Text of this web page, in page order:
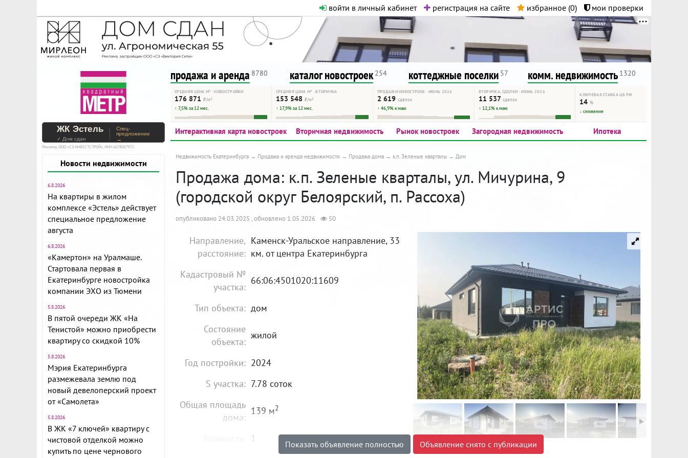
войти в личный кабинет регистрация на сайте избранное (0) мои проверки
На Метре реклама - только нормальная. Никакого шок-контента.
Помогайте независимому ресурсу, как он помогает вам. Удачи!
продажа и аренда 8780 каталог новостроек 254 коттеджные поселки 57 комм. недвижимость 1320
СРЕДНЯЯ ЦЕНА М² · НОВОСТРОЙКИ
176 871 ₽/м²
↑ 7,5% за 12 мес.
СРЕДНЯЯ ЦЕНА М² · ВТОРИЧКА
153 548 ₽/м²
↑ 17,9% за 12 мес.
ПРОДАЖИ НОВОСТРОЕК · ИЮНЬ 2026
2 619 сделок
↑ 46,9% к маю
ВТОРИЧКА, СДЕЛКИ · ИЮНЬ 2026
11 537 сделок
↑ 12,1% к маю
КЛЮЧЕВАЯ СТАВКА ЦБ РФ
14%
↓ снижение
ЖК Эстель
✓ Дом сдан
Спец-
предложение
→
Реклама. ООО «СЗ ИНВЕСТСТРОЙ», ИНН 6678067973
Новости недвижимости
6.8.2026
На квартиры в жилом
комплексе «Эстель» действует
специальное предложение
августа
6.8.2026
«Камертон» на Уралмаше.
Стартовала первая в
Екатеринбурге новостройка
компании ЭХО из Тюмени
5.8.2026
В пятой очереди ЖК «На
Тенистой» можно приобрести
квартиру со скидкой 10%
5.8.2026
Мэрия Екатеринбурга
размежевала землю под
новый девелоперский проект
от «Самолета»
5.8.2026
В ЖК «7 ключей» квартиру с
чистовой отделкой можно
купить по цене чернового
Интерактивная карта новостроек Вторичная недвижимость Рынок новостроек Загородная недвижимость Ипотека
Недвижимость Екатеринбурга Продажа и аренда недвижимости Продажа дома к.п. Зеленые кварталы Дом
Продажа дома: к.п. Зеленые кварталы, ул. Мичурина, 9
(городской округ Белоярский, п. Рассоха)
опубликовано 24.03.2025 , обновлено 1.05.2026 50
Направление,
расстояние:
Каменск-Уральское направление, 33
км. от центра Екатеринбурга
Кадастровый №
участка:
66:06:4501020:11609
Тип объекта: дом
Состояние
объекта:
жилой
Год постройки: 2024
S участка: 7.78 соток
Общая площадь
дома:
139 м2
1
Показать объявление полностью Объявление снято с публикации